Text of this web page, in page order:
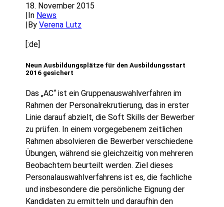
18. November 2015
|In News
|ByVerena Lutz
[:de]
Neun Ausbildungsplätze für den Ausbildungsstart
2016 gesichert
Das „AC“ ist ein Gruppenauswahlverfahren im
Rahmen der Personalrekrutierung, das in erster
Linie darauf abzielt, die Soft Skills der Bewerber
zu prüfen. In einem vorgegebenem zeitlichen
Rahmen absolvieren die Bewerber verschiedene
Übungen, während sie gleichzeitig von mehreren
Beobachtern beurteilt werden. Ziel dieses
Personalauswahlverfahrens ist es, die fachliche
und insbesondere die persönliche Eignung der
Kandidaten zu ermitteln und daraufhin den